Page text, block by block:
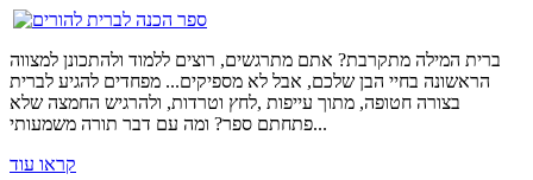
ברית המילה מתקרבת? אתם מתרגשים, רוצים ללמוד ולהתכונן למצווה
הראשונה בחיי הבן שלכם, אבל לא מספיקים... מפחדים להגיע לברית
בצורה חטופה, מתוך עייפות ,לחץ וטרדות, ולהרגיש החמצה שלא
פתחתם ספר? ומה עם דבר תורה משמעותי...
קראו עוד